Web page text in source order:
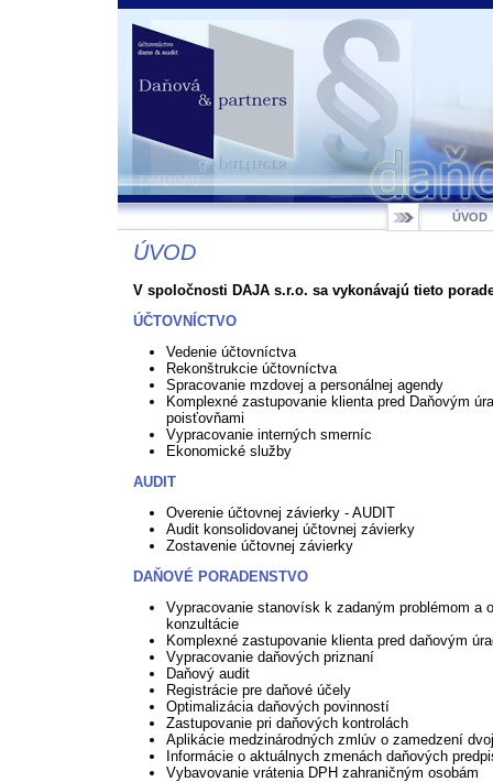
ÚVOD
ÚVOD
V spoločnosti DAJA s.r.o. sa vykonávajú tieto
ÚČTOVNÍCTVO
Vedenie účtovníctva
Rekonštrukcie účtovníctva
Spracovanie mzdovej a personálnej agendy
Komplexné zastupovanie klienta pred Daňovým
poisťovňami
Vypracovanie interných smerníc
Ekonomické služby
AUDIT
Overenie účtovnej závierky - AUDIT
Audit konsolidovanej účtovnej závierky
Zostavenie účtovnej závierky
DAŇOVÉ PORADENSTVO
Vypracovanie stanovísk k zadaným problémom a
konzultácie
Komplexné zastupovanie klienta pred daňovým
Vypracovanie daňových priznaní
Daňový audit
Registrácie pre daňové účely
Optimalizácia daňových povinností
Zastupovanie pri daňových kontrolách
Aplikácie medzinárodných zmlúv o zamedzení
Informácie o aktuálnych zmenách daňových
Vybavovanie vrátenia DPH zahraničným osobám